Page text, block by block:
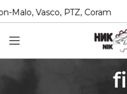
Vasco, PTZ, Coram